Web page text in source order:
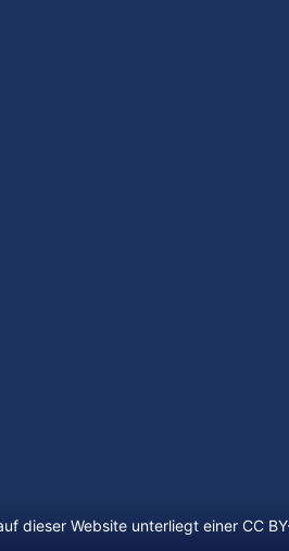
dieser Website unterliegt einer CC